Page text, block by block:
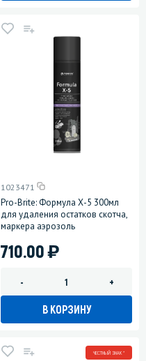
1023471
Pro-Brite: Формула Х-5 300мл
для удаления остатков скотча,
маркера аэрозоль
710.00)
- +
В КОРЗИНУ
ЧЕСТНЫЙ ЗНАК *